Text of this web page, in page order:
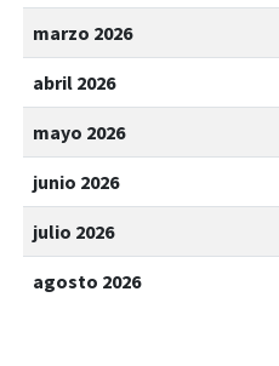
marzo 2026
abril 2026
mayo 2026
junio 2026
julio 2026
agosto 2026